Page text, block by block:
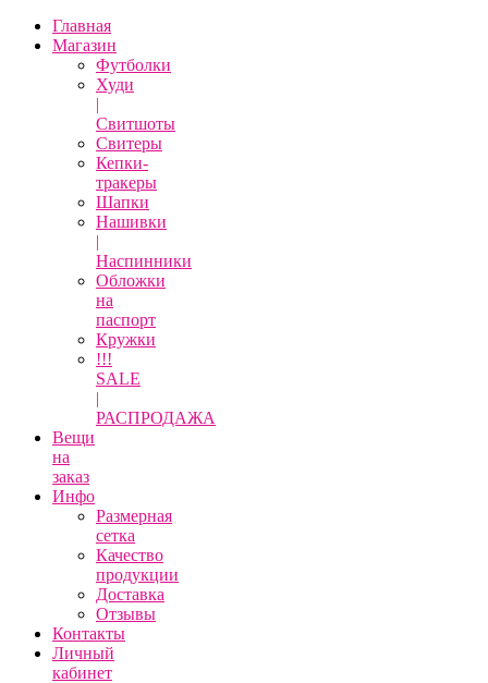
Главная
Магазин
Футболки
Худи
|
Свитшоты
Свитеры
Кепки-
тракеры
Шапки
Нашивки
|
Наспинники
Обложки
на
паспорт
Кружки
!!!
SALE
|
РАСПРОДАЖА
Вещи
на
заказ
Инфо
Размерная
сетка
Качество
продукции
Доставка
Отзывы
Контакты
Личный
кабинет